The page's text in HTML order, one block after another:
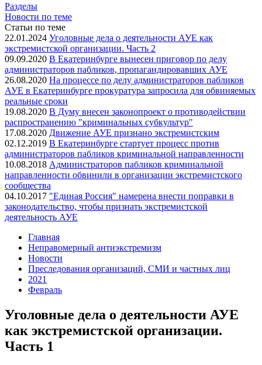
Разделы
Новости по теме
Статьи по теме
22.01.2024 Уголовные дела о деятельности АУЕ как
экстремистской организации. Часть 2
09.09.2020 В Екатеринбурге вынесен приговор по делу
администраторов пабликов, пропагандировавших АУЕ
26.08.2020 На процессе по делу администраторов пабликов
АУЕ в Екатеринбурге прокуратура запросила для обвиняемых
реальные сроки
19.08.2020 В Думу внесен законопроект о противодействии
распространению "криминальных субкультур"
17.08.2020 Движение АУЕ признано экстремистским
02.12.2019 В Екатеринбурге стартует процесс против
администраторов пабликов криминальной направленности
10.08.2018 Администраторов пабликов криминальной
направленности обвинили в организации экстремистского
сообщества
04.10.2017 "Единая Россия" намерена внести поправки в
законодательство, чтобы признать экстремистской
деятельность АУЕ
Главная
Неправомерный антиэкстремизм
Новости
Преследования организаций, СМИ и частных лиц
2021
Февраль
Уголовные дела о деятельности АУЕ
как экстремистской организации.
Часть 1